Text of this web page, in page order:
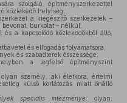
szolgáló, építményszerkezettel
közlekedő helyiség,
a kiegészítő szerkezetek –
burkolat – nélkül,
és a kapcsolódó közlekedőkből álló,
és elfogadás folyamatsora,
és szabadterek összessége,
a legfelső építményszint
olyan személy, aki életkora, értelmi
külső korlátozás miatt önálló
speciális intézménye: olyan,